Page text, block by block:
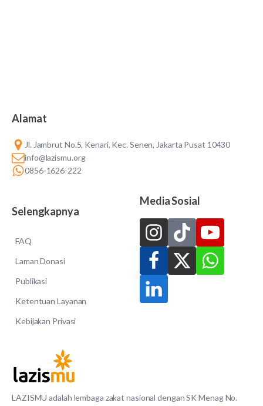
LAZISMU adalah lembaga zakat nasional dengan SK Menag No.
Alamat
Jl. Jambrut No.5, Kenari, Kec. Senen, Jakarta Pusat 10430
info@lazismu.org
0856-1626-222
Selengkapnya
FAQ
Laman Donasi
Publikasi
Ketentuan Layanan
Kebijakan Privasi
Media Sosial